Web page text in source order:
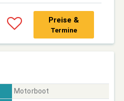
Preise &
Termine
Motorboot